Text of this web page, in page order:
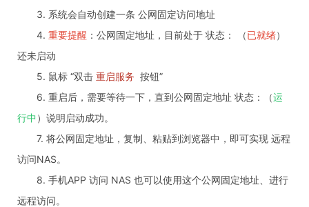
3. 系统会自动创建一条 公网固定访问地址
4. 重要提醒 ：公网固定地址，目前处于 状态： （已就绪）
还未启动
5. 鼠标 “双击 重启服务 按钮”
6. 重启后，需要等待一下，直到公网固定地址 状态：（运
行中 ）说明启动成功。
7. 将公网固定地址，复制、粘贴到浏览器中，即可实现 远程
访问NAS。
8. 手机APP 访问 NAS 也可以使用这个公网固定地址、进行
远程访问。